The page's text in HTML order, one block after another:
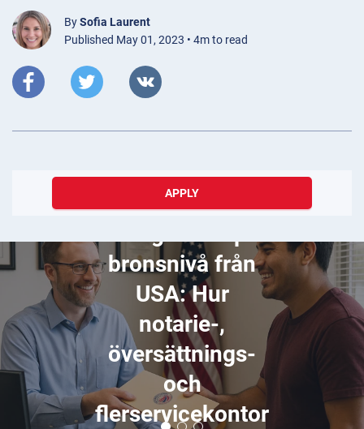
BySofia Laurent
Published May 01, 2023 • 4m to read
APPLY
December 07, 2025
bronsnivå från
USA: Hur
notarie-,
översättnings-
och
flerservicekontor